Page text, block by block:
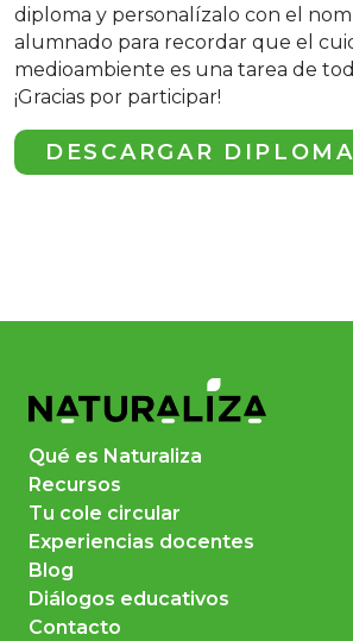
diploma y personalízalo con el
alumnado para recordar que el
medioambiente es una tarea de
¡Gracias por participar!
DESCARGAR DIPLOMA
Qué es Naturaliza
Recursos
Tu cole circular
Experiencias docentes
Blog
Diálogos educativos
Contacto